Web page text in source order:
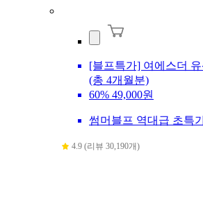
[블프특가] 여에스더
(총 4개월분)
60% 49,000원
썸머블프 역대급 초특
4.9 (리뷰 30,190개)